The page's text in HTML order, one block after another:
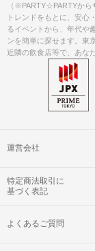
（※PARTY☆PARTYか
トレンドをもとに、安心
るイベントから、年代や
ンを簡単に探せます。東
近隣の飲食店等で、あな
運営会社
特定商法取引に
基づく表記
よくあるご質問